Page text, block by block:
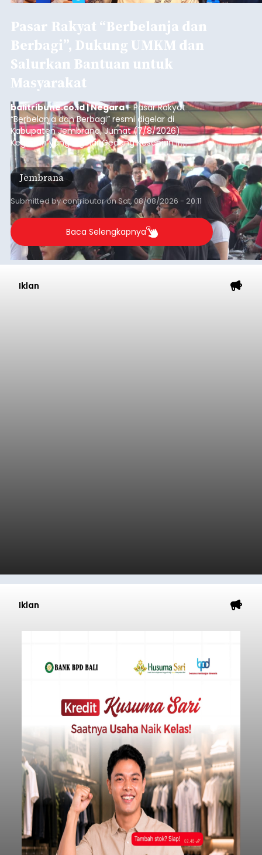
Pasar Rakyat “Berbelanja dan
Berbagi”, Dukung UMKM dan
Salurkan Bantuan untuk
Masyarakat
balitribune.co.id | Negara- Pasar Rakyat
“Berbelanja dan Berbagi” resmi digelar di
Kabupaten Jembrana, Jumat (7/8/2026).
Kegiatan yang digelar Gedung Kesenian Ir.
Soekarno ini memadukan pemberdayaan
ekonomi masyarakat dengan aksi sosial tersebut
mendapat antusiasme tinggi dan mencatat nilai
transaksi mencapai Rp672.733.200.
Jembrana
Submitted bycontributoronSat, 08/08/2026 - 20:11
Baca Selengkapnya
Iklan
Iklan